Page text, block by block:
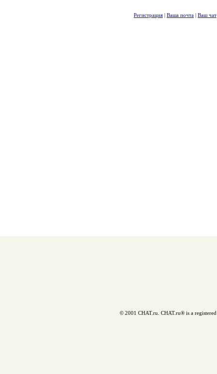
Регистрация | Ваша почта | Ваш чат
© 2001 CHAT.ru. CHAT.ru® is a